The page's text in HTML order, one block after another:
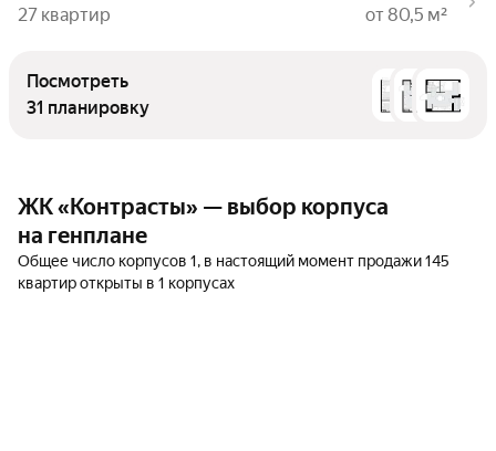
27 квартир
от 80,5 м²
Посмотреть
31 планировку
ЖК «Контрасты» — выбор корпуса
на генплане
Общее число корпусов 1, в настоящий момент продажи 145
квартир открыты в 1 корпусах